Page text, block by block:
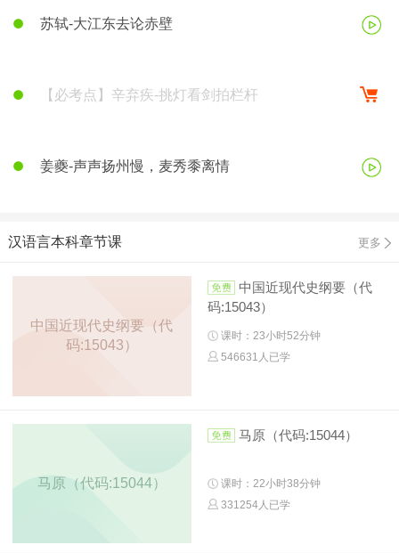
苏轼-大江东去论赤壁
【必考点】辛弃疾-挑灯看剑拍栏杆
姜夔-声声扬州慢，麦秀黍离情
汉语言本科章节课 更多
中国近现代史纲要（代
码:15043）
中国近现代史纲要（代
码:15043）
课时：23小时52分钟
546631人已学
马原（代码:15044）
马原（代码:15044）
课时：22小时38分钟
331254人已学